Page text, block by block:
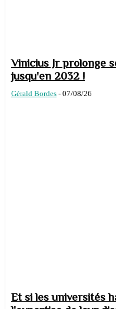
Vinicius Jr prolonge
jusqu'en 2032 !
Gérald Bordes - 07/08/26
Et si les universités